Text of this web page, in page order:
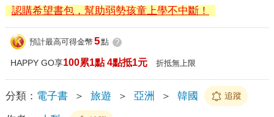
認購希望書包，幫助弱勢孩童上學不中斷！
預計最高可得金幣 5點 ?
HAPPY GO享100累1點 4點抵1元 折抵無上限
分類： 電子書 ＞ 旅遊 ＞ 亞洲 ＞ 韓國 追蹤